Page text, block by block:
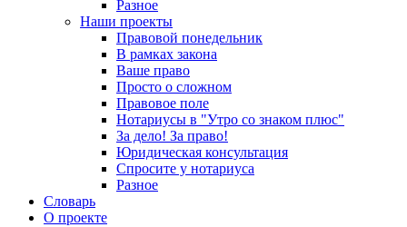
Разное
Наши проекты
Правовой понедельник
В рамках закона
Ваше право
Просто о сложном
Правовое поле
Нотариусы в "Утро со знаком плюс"
За дело! За право!
Юридическая консультация
Спросите у нотариуса
Разное
Словарь
О проекте